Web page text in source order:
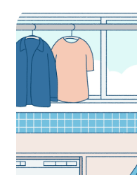
マイページ